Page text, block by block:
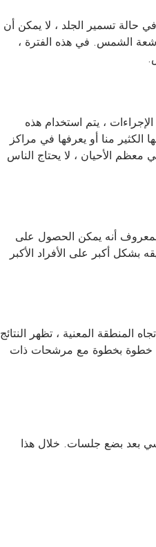
في حالة تسمير الجلد ، لا يمكن أن
الشمس. في هذه الفترة ،
، يتم استخدام هذه
منا أو يعرفها في مراكز
الأحيان ، لا يحتاج الناس
أنه يمكن الحصول على
يتم تطبيقه بشكل أكبر على الأفراد الأكبر
المعنية ، تظهر النتائج
خطوة بخطوة مع مرشحات ذات
بعد بضع جلسات. خلال هذا